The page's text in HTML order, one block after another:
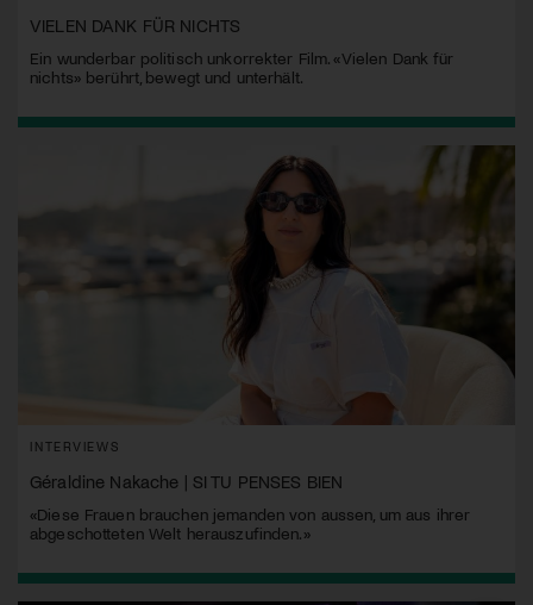
VIELEN DANK FÜR NICHTS
Ein wunderbar politisch unkorrekter Film. «Vielen Dank für
nichts» berührt, bewegt und unterhält.
INTERVIEWS
Géraldine Nakache | SI TU PENSES BIEN
«Diese Frauen brauchen jemanden von aussen, um aus ihrer
abgeschotteten Welt herauszufinden.»